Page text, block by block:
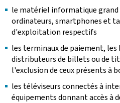
le matériel informatique grand
ordinateurs, smartphones et
d'exploitation respectifs
les terminaux de paiement,
distributeurs de billets ou de
l'exclusion de ceux présents à
les téléviseurs connectés à
équipements donnant accès à